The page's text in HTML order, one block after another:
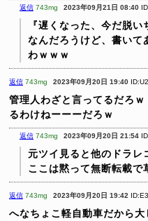
返信 743mg 2023年09月21日 08:40
『遅くなった、今だ脱
なんだろうけど、書いて
わｗｗｗ
返信 743mg 2023年09月20日 19:40
管理人わざと言ってるだろｗ
るわけねーーーだろｗ
返信 743mg 2023年09月20日 21:54
元ツイ見ると他のドラレ
ここは黙って無断転載で
返信 743mg 2023年09月20日 19:42
へなちょこ軽自動車だから